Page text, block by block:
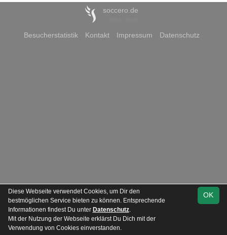
soccero.de
Besucherstatistik Kontakt Impressum Datenschutz
OK
Diese Webseite verwendet Cookies, um Dir den
bestmöglichen Service bieten zu können. Entsprechende
Informationen findest Du unter Datenschutz.
Mit der Nutzung der Webseite erklärst Du Dich mit der
Verwendung von Cookies einverstanden.